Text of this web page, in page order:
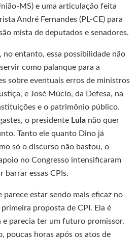
­MS) e uma articulação feita
André Fernandes (PL-CE) para
mista de deputados e senadores.
no entanto, essa possibilidade não
como palanque para a
sobre eventuais erros de ministros
e José Múcio, da Defesa, na
e o patrimônio público.
o presidente Lula não quer
Tanto ele quanto Dino já
só o discurso não bastou, o
no Congresso intensificaram
barrar essas CPIs.
parece estar sendo mais eficaz no
proposta de CPI. Ela é
e parecia ter um futuro promissor.
poucas horas após os atos de